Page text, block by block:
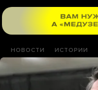
НОВОСТИ ИСТОРИИ